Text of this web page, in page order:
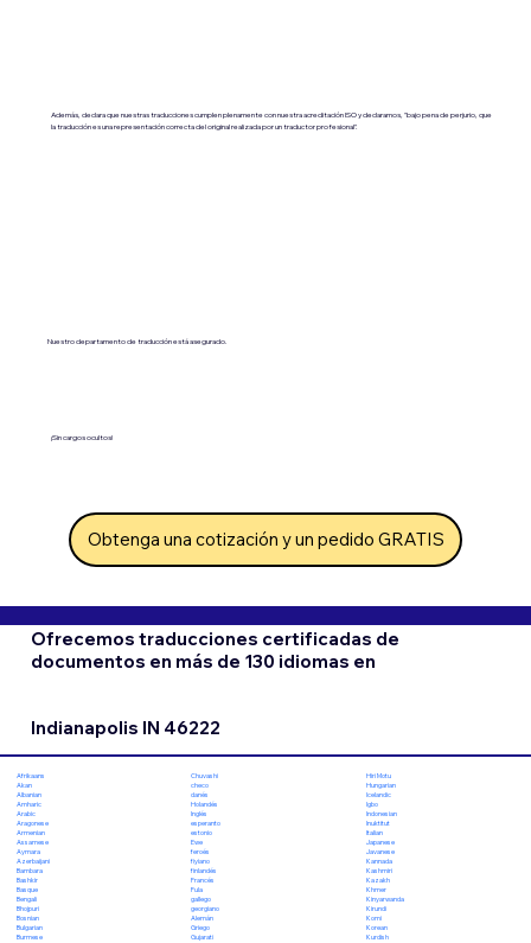
Además, declara que nuestras traducciones cumplen plenamente con nuestra acreditación ISO y declaramos, "bajo pena de perjurio, que
la traducción es una representación correcta del original realizada por un traductor profesional".
Nuestro departamento de traducción está asegurado.
¡Sin cargos ocultos!
Obtenga una cotización y un pedido GRATIS
Ofrecemos traducciones certificadas de
documentos en más de 130 idiomas en
Indianapolis IN 46222
Afrikaans
Akan
Albanian
Amharic
Arabic
Aragonese
Armenian
Assamese
Aymara
Azerbaijani
Bambara
Bashkir
Basque
Bengali
Bhojpuri
Bosnian
Bulgarian
Burmese
Chuvashi
checo
danés
Holandés
Inglés
esperanto
estonio
Ewe
feroés
fiyiano
finlandés
Francés
Fula
gallego
georgiano
Alemán
Griego
Gujarati
Hiri Motu
Hungarian
Icelandic
Igbo
Indonesian
Inuktitut
Italian
Japanese
Javanese
Kannada
Kashmiri
Kazakh
Khmer
Kinyarwanda
Kirundi
Komi
Korean
Kurdish